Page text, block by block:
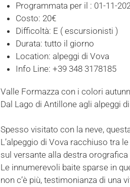
Programmata per il : 01-11-
Costo: 20€
Difficoltà: E ( escursionisti )
Durata: tutto il giorno
Location: alpeggi di Vova
Info Line: +39 348 3178185
Valle Formazza con i colori
Dal Lago di Antillone agli alpeggi
Spesso visitato con la neve,
L’alpeggio di Vova racchiuso tra
sul versante alla destra
Le innumerevoli baite sparse in
non c’è più, testimonianza di una